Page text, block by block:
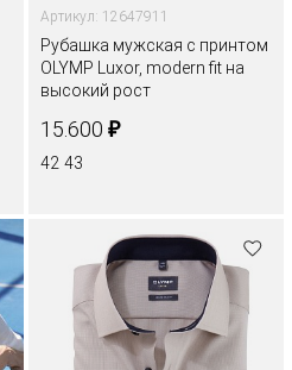
Артикул: 12647911
Рубашка мужская с принтом
OLYMP Luxor, modern fit на
высокий рост
15.600 ₽
42 43